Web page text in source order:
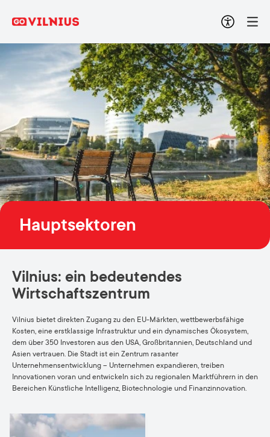
Hauptsektoren
Vilnius: ein bedeutendes
Wirtschaftszentrum
Vilnius bietet direkten Zugang zu den EU-Märkten, wettbewerbsfähige
Kosten, eine erstklassige Infrastruktur und ein dynamisches Ökosystem,
dem über 350 Investoren aus den USA, Großbritannien, Deutschland und
Asien vertrauen. Die Stadt ist ein Zentrum rasanter
Unternehmensentwicklung – Unternehmen expandieren, treiben
Innovationen voran und entwickeln sich zu regionalen Marktführern in den
Bereichen Künstliche Intelligenz, Biotechnologie und Finanzinnovation.